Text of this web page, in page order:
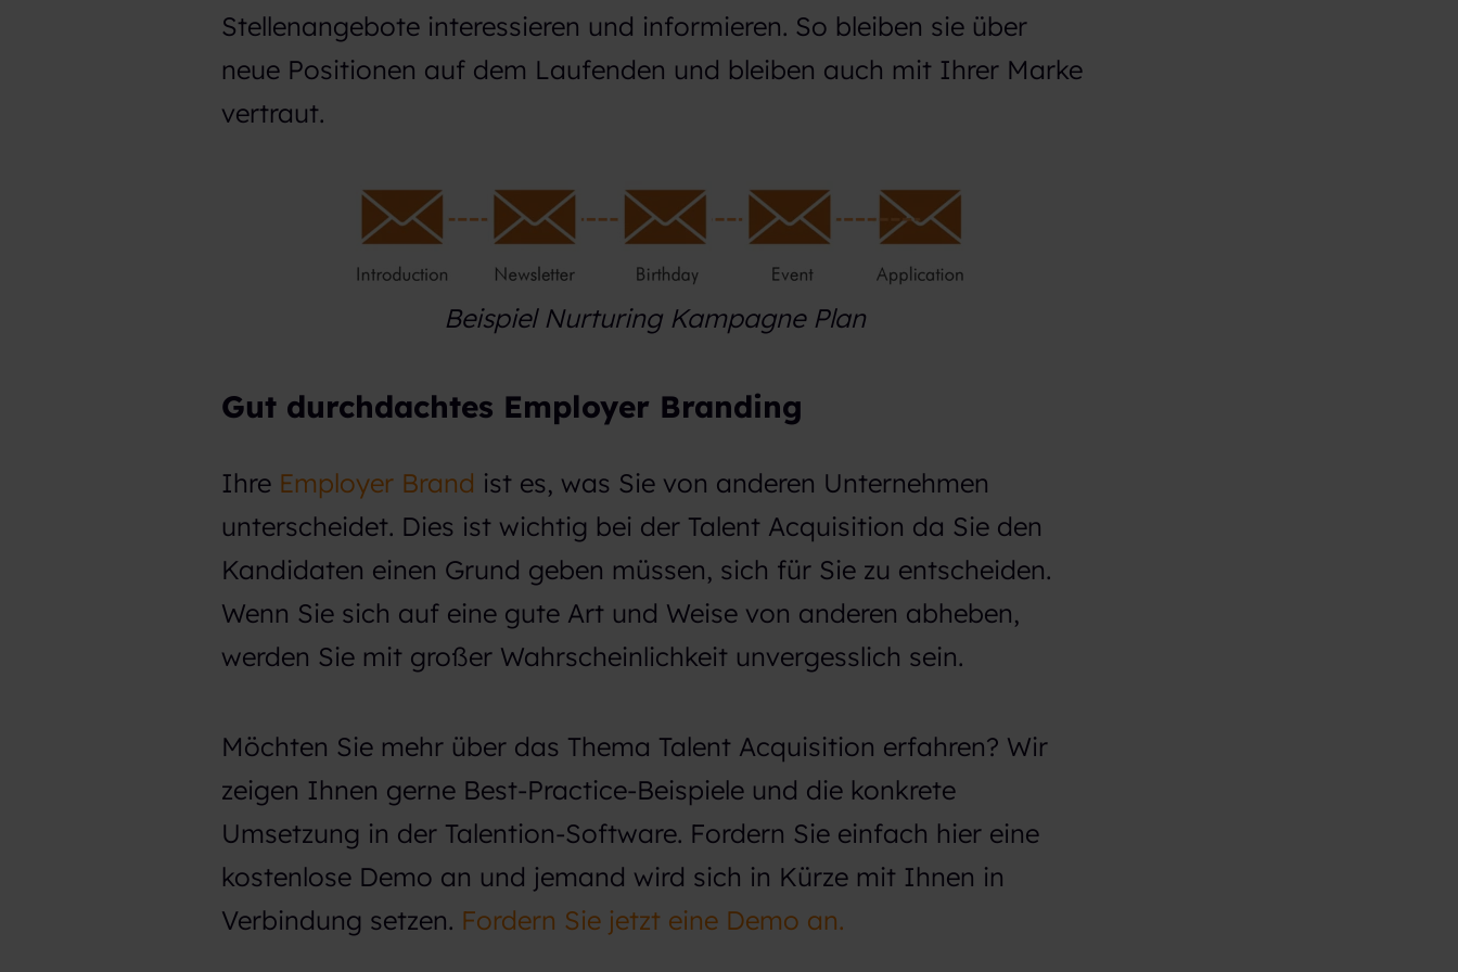
h
Stellenangebote interessieren und informieren. So bleiben sie über
neue Positionen auf dem Laufenden und bleiben auch mit Ihrer Marke
vertraut.
Beispiel Nurturing Kampagne Plan
Gut durchdachtes Employer Branding
Ihre Employer Brand ist es, was Sie von anderen Unternehmen
unterscheidet. Dies ist wichtig bei der Talent Acquisition da Sie den
Kandidaten einen Grund geben müssen, sich für Sie zu entscheiden.
Wenn Sie sich auf eine gute Art und Weise von anderen abheben,
werden Sie mit großer Wahrscheinlichkeit unvergesslich sein.
Möchten Sie mehr über das Thema Talent Acquisition erfahren? Wir
zeigen Ihnen gerne Best-Practice-Beispiele und die konkrete
Umsetzung in der Talention-Software. Fordern Sie einfach hier eine
kostenlose Demo an und jemand wird sich in Kürze mit Ihnen in
Verbindung setzen. Fordern Sie jetzt eine Demo an.